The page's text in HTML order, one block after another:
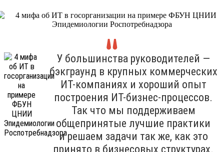
У большинства руководителей —
бэкграунд в крупных коммерческих
ИТ-компаниях и хороший опыт
построения ИТ-бизнес-процессов.
Так что мы поддерживаем
общепринятые лучшие практики
и решаем задачи так же, как это
принято в бизнесовых структурах.